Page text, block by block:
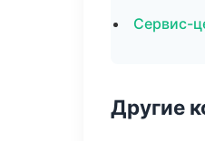
Сервис-
Другие